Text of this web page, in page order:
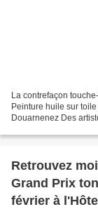
La contrefaçon
Peinture huile sur
Douarnenez Des
Retrouvez
Grand Prix
février à